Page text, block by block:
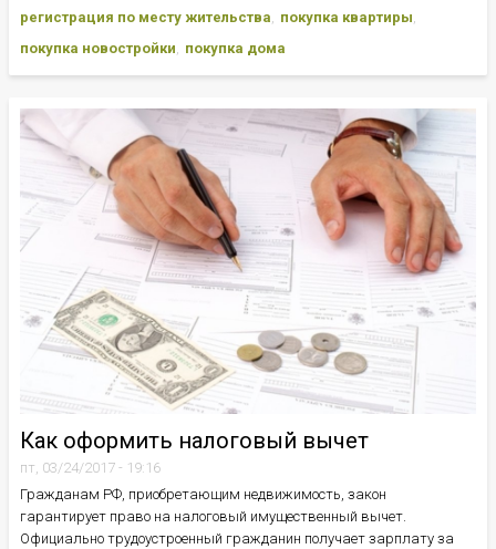
регистрация по месту жительства
покупка квартиры
покупка новостройки
покупка дома
Как оформить налоговый вычет
пт, 03/24/2017 - 19:16
Гражданам РФ, приобретающим недвижимость, закон
гарантирует право на налоговый имущественный вычет.
Официально трудоустроенный гражданин получает зарплату за